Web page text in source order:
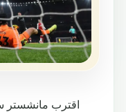
اقترب مانشستر